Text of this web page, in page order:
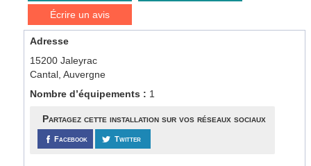
Écrire un avis
Adresse
15200 Jaleyrac
Cantal, Auvergne
Nombre d’équipements : 1
Partagez cette installation sur vos réseaux sociaux
Facebook Twitter